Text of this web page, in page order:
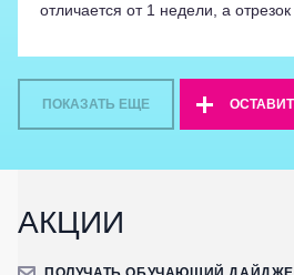
отличается от 1 недели, а
ПОКАЗАТЬ ЕЩЕ
АКЦИИ